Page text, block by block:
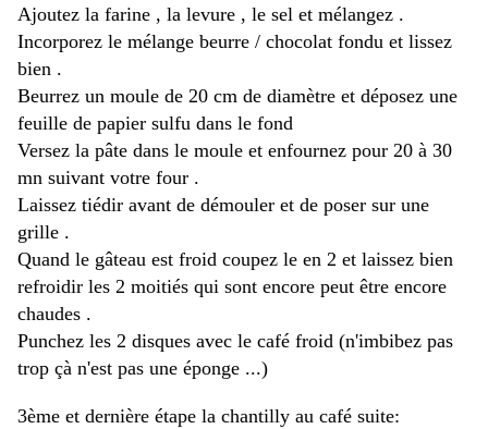
Ajoutez la farine , la levure , le sel et mélangez .
Incorporez le mélange beurre / chocolat fondu et lissez
bien .
Beurrez un moule de 20 cm de diamètre et déposez une
feuille de papier sulfu dans le fond
Versez la pâte dans le moule et enfournez pour 20 à 30
mn suivant votre four .
Laissez tiédir avant de démouler et de poser sur une
grille .
Quand le gâteau est froid coupez le en 2 et laissez bien
refroidir les 2 moitiés qui sont encore peut être encore
chaudes .
Punchez les 2 disques avec le café froid (n'imbibez pas
trop çà n'est pas une éponge ...)
3ème et dernière étape la chantilly au café suite: